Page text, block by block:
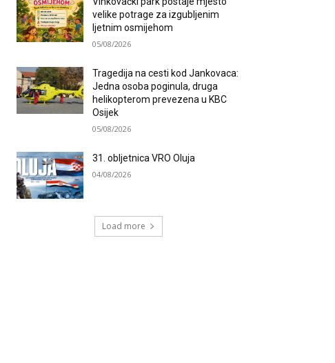
velike potrage za izgubljenim
ljetnim osmijehom
05/08/2026
Tragedija na cesti kod Jankovaca:
Jedna osoba poginula, druga
helikopterom prevezena u KBC
Osijek
05/08/2026
31. obljetnica VRO Oluja
04/08/2026
Load more